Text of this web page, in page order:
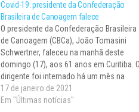
Covid-19: presidente da Confederação
Brasileira de Canoagem falece
O presidente da Confederação Brasileira
de Canoagem (CBCa), João Tomasini
Schwertner, faleceu na manhã deste
domingo (17), aos 61 anos em Curitiba. O
dirigente foi internado há um mês na
Unidade de Terapia Intensiva (UTI) do
Hospital Marcelino Champagnat, na
17 de janeiro de 2021
Em "Últimas notícias"